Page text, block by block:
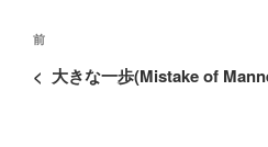
o
k
e
r
投
稿
ナ
過
去
前
< 大きな一歩(Mistake of